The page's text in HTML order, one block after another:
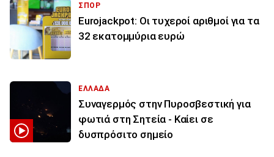
ΣΠΟΡ
Eurojackpot: Οι τυχεροί αριθμοί για τα
32 εκατoμμύρια ευρώ
ΕΛΛΑΔΑ
Συναγερμός στην Πυροσβεστική για
φωτιά στη Σητεία - Καίει σε
δυσπρόσιτο σημείο